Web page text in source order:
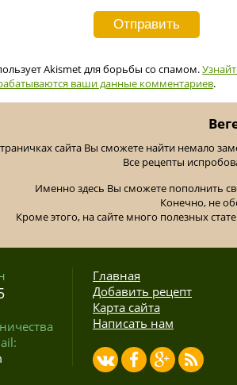
Akismet для борьбы со спамом.
ваши данные комментариев.
сайта Вы сможете найти немало
Все рецепты
Именно здесь Вы сможете пополнить
Конечно, не
Кроме этого, на сайте много полезных
Главная
Добавить рецепт
Карта сайта
Написать нам